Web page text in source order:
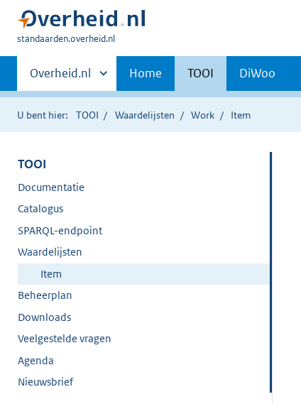
U
hier:
standaarden.overheid.nl
Primaire
navigatie
Andere
sites
binnen
Overheid.nl Home TOOI DiWoo
U bent hier: TOOI Waardelijsten Work Item
TOOI
Documentatie
Catalogus
SPARQL-endpoint
Waardelijsten
Item
Beheerplan
Downloads
Veelgestelde vragen
Agenda
Nieuwsbrief